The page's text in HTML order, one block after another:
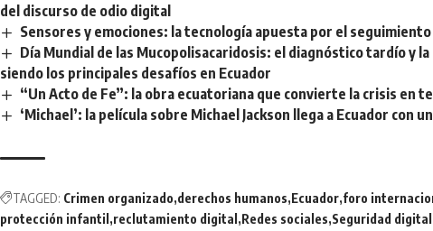
del discurso de odio digital
Sensores y emociones: la tecnología apuesta por el
Día Mundial de las Mucopolisacaridosis: el diagnóstico tardío y
siendo los principales desafíos en Ecuador
“Un Acto de Fe”: la obra ecuatoriana que convierte la crisis en
‘Michael’: la película sobre Michael Jackson llega a Ecuador con
TAGGED: Crimen organizado derechos humanos Ecuador foro
protección infantil reclutamiento digital Redes sociales Seguridad digital